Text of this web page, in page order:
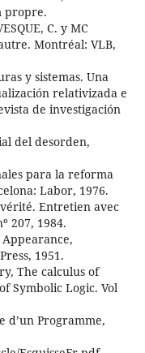
propre.
C. y MC
Montréal: VLB,
y sistemas. Una
relativizada e
de investigación
del desorden,
para la reforma
Labor, 1976.
Entretien avec
207, 1984.
1951.
The calculus of
Symbolic Logic. Vol
d’un Programme,